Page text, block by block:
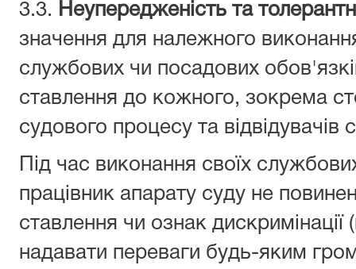
3.3. Неупередженість та
значення для належного
службових чи посадових
ставлення до кожного, зокрема
судового процесу та відвідувачів
Під час виконання своїх
працівник апарату суду не
ставлення чи ознак
надавати переваги будь-яким